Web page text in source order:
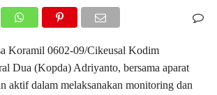
Koramil 0602-09/Cikeusal Kodim
Dua (Kopda) Adriyanto, bersama aparat
aktif dalam melaksanakan monitoring dan